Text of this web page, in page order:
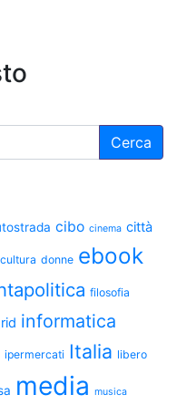
cibo cinema città
cultura donne ebook
filosofia
informatica
ipermercati Italia libero
media musica